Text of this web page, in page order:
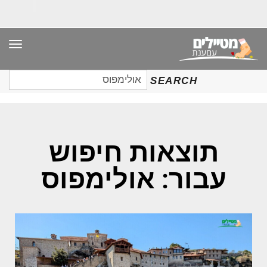
SEARCH
חיפוש
עבור:
תוצאות חיפוש
עבור: אולימפוס